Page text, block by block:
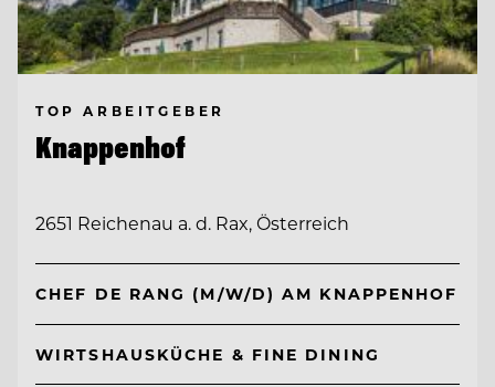
TOP ARBEITGEBER
Knappenhof
2651 Reichenau a. d. Rax, Österreich
CHEF DE RANG (M/W/D) AM KNAPPENHOF
WIRTSHAUSKÜCHE & FINE DINING